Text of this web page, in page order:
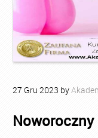
27 Gru 2023 by